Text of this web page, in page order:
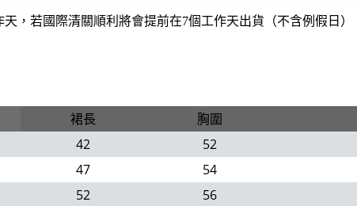
天，若國際清關順利將會提前在7個工作天出貨（不含例假日）
裙長 胸圍
42 52
47 54
52 56